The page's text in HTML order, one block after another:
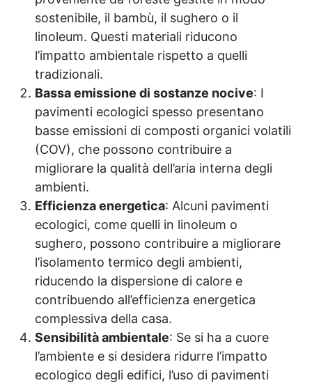
sostenibile, il bambù, il sughero o il
linoleum. Questi materiali riducono
l’impatto ambientale rispetto a quelli
tradizionali.
Bassa emissione di sostanze nocive: I
pavimenti ecologici spesso presentano
basse emissioni di composti organici volatili
(COV), che possono contribuire a
migliorare la qualità dell’aria interna degli
ambienti.
Efficienza energetica: Alcuni pavimenti
ecologici, come quelli in linoleum o
sughero, possono contribuire a migliorare
l’isolamento termico degli ambienti,
riducendo la dispersione di calore e
contribuendo all’efficienza energetica
complessiva della casa.
Sensibilità ambientale: Se si ha a cuore
l’ambiente e si desidera ridurre l’impatto
ecologico degli edifici, l’uso di pavimenti